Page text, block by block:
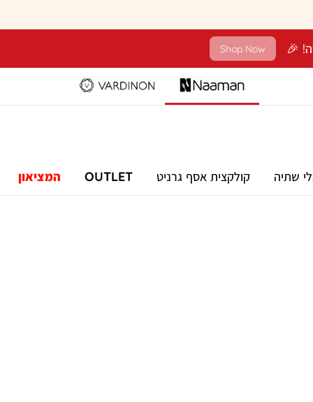
Shop Now
שתיה קולקצית אסף גרניט OUTLET המציאון